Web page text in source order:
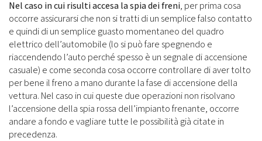
Nel caso in cui risulti accesa la spia dei freni, per prima cosa
occorre assicurarsi che non si tratti di un semplice falso contatto
e quindi di un semplice guasto momentaneo del quadro
elettrico dell’automobile (lo si può fare spegnendo e
riaccendendo l’auto perché spesso è un segnale di accensione
casuale) e come seconda cosa occorre controllare di aver tolto
per bene il freno a mano durante la fase di accensione della
vettura. Nel caso in cui queste due operazioni non risolvano
l’accensione della spia rossa dell’impianto frenante, occorre
andare a fondo e vagliare tutte le possibilità già citate in
precedenza.